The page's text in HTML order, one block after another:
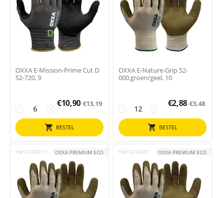
OXXA E-Mission-Prime Cut D
52-720, 9
+
−
€10,90 €13,19
BESTEL
OXXA E-Nature-Grip 52-
000,groen/geel, 10
+
−
€2,88 €3,48
BESTEL
YM15200011 OXXA PREMIUM ECO YM15200007 OXXA PREMIUM ECO